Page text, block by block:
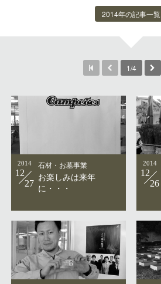
2014年の記事一覧
1/4
2014
12
27
石材・お墓事業
お楽しみは来年
に・・・
2014
12
26